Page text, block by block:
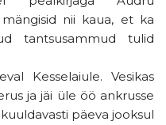
nii kaua, et ka
tantsusammud tulid
Kesselaiule. Vesikas
ja jäi üle öö ankrusse
päeva jooksul